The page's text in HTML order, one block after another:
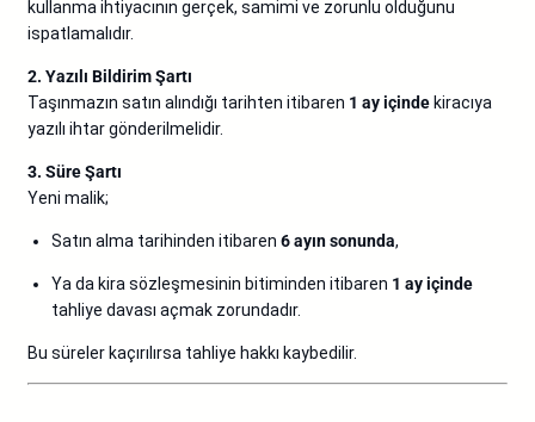
kullanma ihtiyacının gerçek, samimi ve zorunlu olduğunu
ispatlamalıdır.
2. Yazılı Bildirim Şartı
Taşınmazın satın alındığı tarihten itibaren 1 ay içinde kiracıya
yazılı ihtar gönderilmelidir.
3. Süre Şartı
Yeni malik;
Satın alma tarihinden itibaren 6 ayın sonunda,
Ya da kira sözleşmesinin bitiminden itibaren 1 ay içinde
tahliye davası açmak zorundadır.
Bu süreler kaçırılırsa tahliye hakkı kaybedilir.